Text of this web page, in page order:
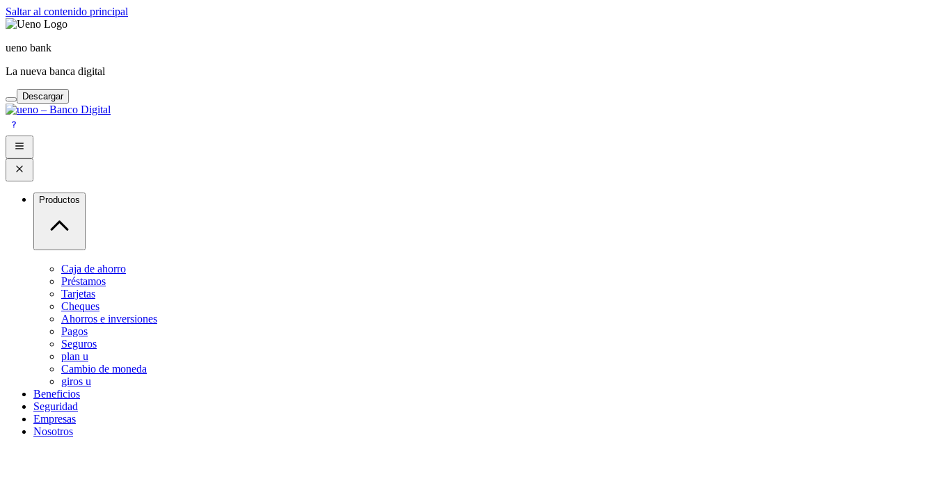
Saltar al contenido principal
ueno bank
La nueva banca digital
Descargar
Productos
Caja de ahorro
Préstamos
Tarjetas
Cheques
Ahorros e inversiones
Pagos
Seguros
plan u
Cambio de moneda
giros u
Beneficios
Seguridad
Empresas
Nosotros